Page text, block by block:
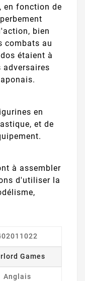
en fonction de
bien
combats au
étaient à
en
et de
à assembler
d'utiliser la
Games
Anglais